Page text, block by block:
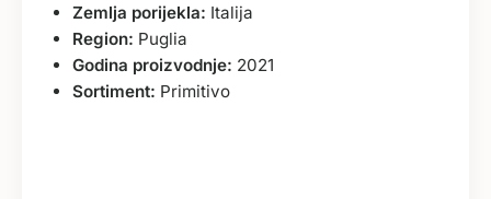
Zemlja porijekla: Italija
Region: Puglia
Godina proizvodnje: 2021
Sortiment: Primitivo